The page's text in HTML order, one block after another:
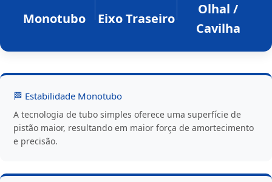
Monotubo Eixo Traseiro
Olhal /
Cavilha
🏁 Estabilidade Monotubo
A tecnologia de tubo simples oferece uma superfície de
pistão maior, resultando em maior força de amortecimento
e precisão.